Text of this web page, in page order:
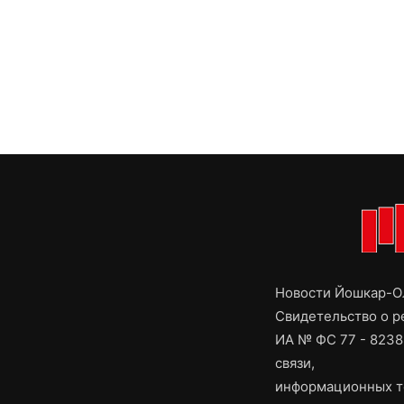
Новости Йошкар-
Свидетельство о
ИА № ФС 77 - 82389
связи,
информационных